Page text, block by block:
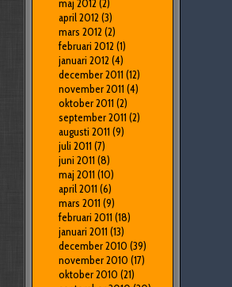
maj 2012 (2)
april 2012 (3)
mars 2012 (2)
februari 2012 (1)
januari 2012 (4)
december 2011 (12)
november 2011 (4)
oktober 2011 (2)
september 2011 (2)
augusti 2011 (9)
juli 2011 (7)
juni 2011 (8)
maj 2011 (10)
april 2011 (6)
mars 2011 (9)
februari 2011 (18)
januari 2011 (13)
december 2010 (39)
november 2010 (17)
oktober 2010 (21)